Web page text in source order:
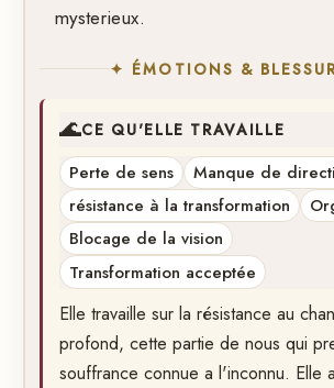
mysterieux.
✦ ÉMOTIONS &
🌊CE QU'ELLE TRAVAILLE
Perte de sens
Manque de
résistance à la transformation
Blocage de la vision
Transformation acceptée
Elle travaille sur la résistance au
profond, cette partie de nous qui
souffrance connue a l'inconnu. Elle